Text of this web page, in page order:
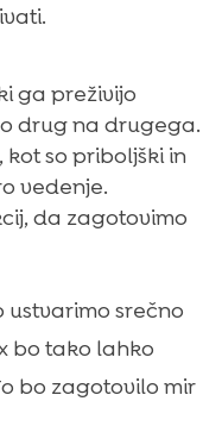
ga preživijo
drug na drugega.
so priboljški in
vedenje.
da zagotovimo
ustvarimo srečno
bo tako lahko
bo zagotovilo mir